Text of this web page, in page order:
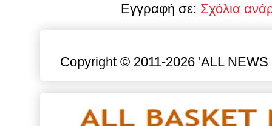
Εγγραφή σε: Σχόλια
Copyright © 2011-2026 'ALL